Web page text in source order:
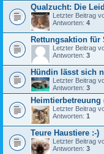
Qualzucht: Die
Letzter Beitrag
Antworten: 4
Rettungsaktion für
Letzter Beitrag
Antworten: 3
Hündin lässt sich
Letzter Beitrag
Antworten: 3
Heimtierbetreuung
Letzter Beitrag
Antworten: 1
Teure Haustiere :-)
Letzter Beitrag
Antworten: 3